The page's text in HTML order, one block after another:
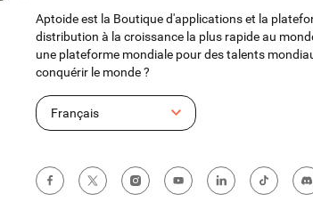
Aptoide est la Boutique d'applications et la
distribution à la croissance la plus rapide au
une plateforme mondiale pour des talents
conquérir le monde ?
Français